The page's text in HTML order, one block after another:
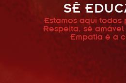
SÊ
Estamos aqui todos
Respeita, sê amável
Empatia é a